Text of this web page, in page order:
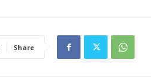
Share